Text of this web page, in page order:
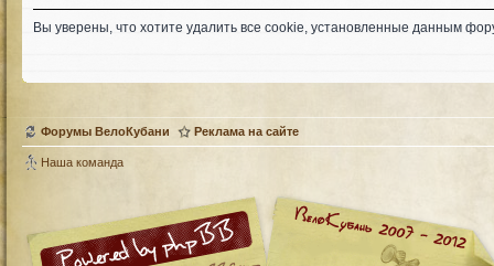
Вы уверены, что хотите удалить все cookie, установленные данным
Форумы ВелоКубани Реклама на сайте
Наша команда